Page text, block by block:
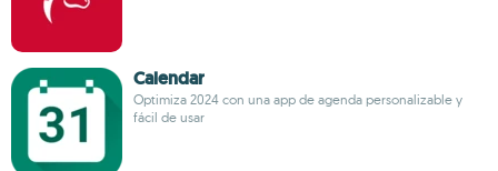
Calendar
Optimiza 2024 con una app de agenda personalizable y
fácil de usar